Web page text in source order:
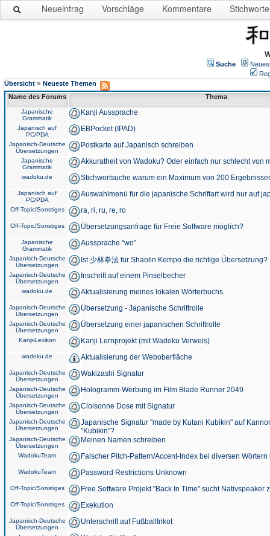
Neueintrag Vorschläge Kommentare Stichworte
Suche
Übersicht » Neueste Themen
Name des Forums
Thema
Japanische
Grammatik
Kanji Aussprache
Japanisch auf
PC/PDA
EBPocket (IPAD)
Japanisch-Deutsche
Übersetzungen
Postkarte auf Japanisch schreiben
Japanische
Grammatik
Akkuratheit von Wadoku? Oder einfach nur schlecht von
wadoku.de Stichwortsuche warum ein Maximum von 200
Japanisch auf
PC/PDA
Auswahlmenü für die japanische Schriftart wird nur auf
Off-Topic/Sonstiges ra, ri, ru, re, ro
Off-Topic/Sonstiges Übersetzungsanfrage für Freie Software möglich?
Japanische
Grammatik
Aussprache "wo"
Japanisch-Deutsche
Übersetzungen
Ist 少林拳法 für Shaolin Kempo die richtige Übersetzung?
Japanisch-Deutsche
Übersetzungen
Inschrift auf einem Pinselbecher
wadoku.de Aktualisierung meines lokalen Wörterbuchs
Japanisch-Deutsche
Übersetzungen
Übersetzung - Japanische Schriftrolle
Japanisch-Deutsche
Übersetzungen
Übersetzung einer japanischen Schriftrolle
Kanji-Lexikon Kanji Lernprojekt (mit Wadoku Verweis)
wadoku.de Aktualisierung der Weboberfläche
Japanisch-Deutsche
Übersetzungen
Wakizashi Signatur
Japanisch-Deutsche
Übersetzungen
Hologramm-Werbung im Film Blade Runner 2049
Japanisch-Deutsche
Übersetzungen
Cloisonne Dose mit Signatur
Japanisch-Deutsche
Übersetzungen
Japanische Signatur "made by Kutani Kubikin" auf
"Kubikin"?
Japanisch-Deutsche
Übersetzungen
Meinen Namen schreiben
WadokuTeam Falscher Pitch-Pattern/Accent-Index bei diversen
WadokuTeam Password Restrictions Unknown
Off-Topic/Sonstiges Free Software Projekt "Back In Time" sucht Nativspeaker
Off-Topic/Sonstiges Exekution
Japanisch-Deutsche
Übersetzungen
Unterschrift auf Fußballtrikot